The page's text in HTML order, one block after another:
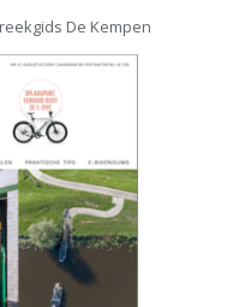
De Kempen